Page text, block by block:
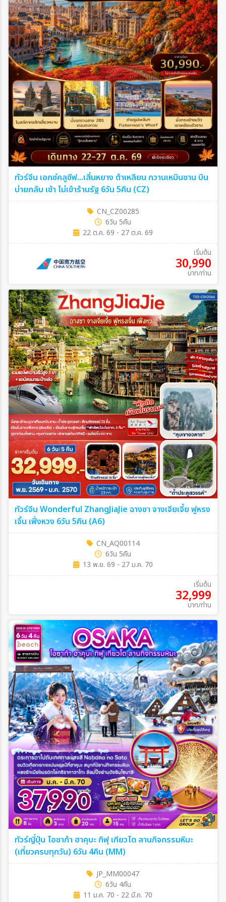
ทัวร์จีน เอกซ์คลูซีฟ...เสิ่นหยาง ต้าเหลียน กวานเหมินซาน บิน
บ่ายกลับ เช้า ไม่เข้าร้านรัฐ 6วัน 5คืน (CZ)
CN_CZ00285
6วัน 5คืน
22 ต.ค. 69 - 27 ต.ค. 69
เริ่มต้น
30,990
บาท/ท่าน
ทัวร์จีน Wonderful ZhangJiaJie ฉางซา จางเจียเจี้ย ฟูหรง
เจิ้น เฟิ่งหวง 6วัน 5คืน (A6)
CN_AQ00114
6วัน 5คืน
13 พ.ย. 69 - 27 ม.ค. 70
เริ่มต้น
32,999
บาท/ท่าน
ทัวร์ญี่ปุ่น โอซาก้า ฮาคุบะ กิฟุ เกียวโต ลานกิจกรรมหิมะ
(เที่ยวครบทุกวัน) 6วัน 4คืน (MM)
JP_MM00047
6วัน 4คืน
11 ม.ค. 70 - 22 มี.ค. 70